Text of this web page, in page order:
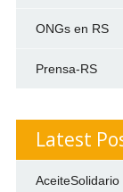
ONGs en RS
Prensa-RS
Latest
AceiteSolidario